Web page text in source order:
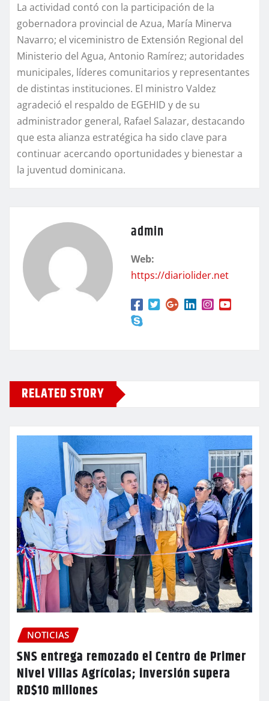
La actividad contó con la participación de la
gobernadora provincial de Azua, María Minerva
Navarro; el viceministro de Extensión Regional del
Ministerio del Agua, Antonio Ramírez; autoridades
municipales, líderes comunitarios y representantes
de distintas instituciones. El ministro Valdez
agradeció el respaldo de EGEHID y de su
administrador general, Rafael Salazar, destacando
que esta alianza estratégica ha sido clave para
continuar acercando oportunidades y bienestar a
la juventud dominicana.
admin
Web:
https://diariolider.net
RELATED STORY
NOTICIAS
SNS entrega remozado el Centro de Primer
Nivel Villas Agrícolas; inversión supera
RD$10 millones